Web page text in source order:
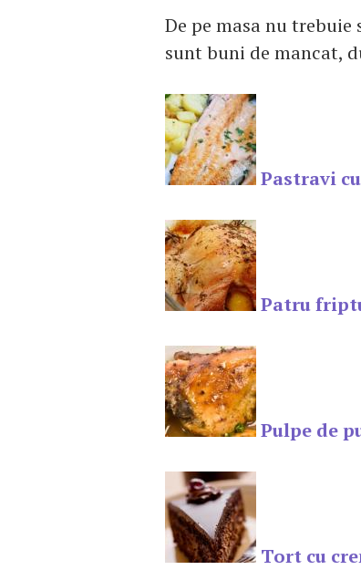
De pe masa nu
sunt buni de mancat,
Pastravi
Patru
Pulpe de
Tort cu